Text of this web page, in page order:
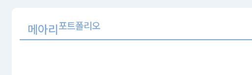
메아리포트폴리오